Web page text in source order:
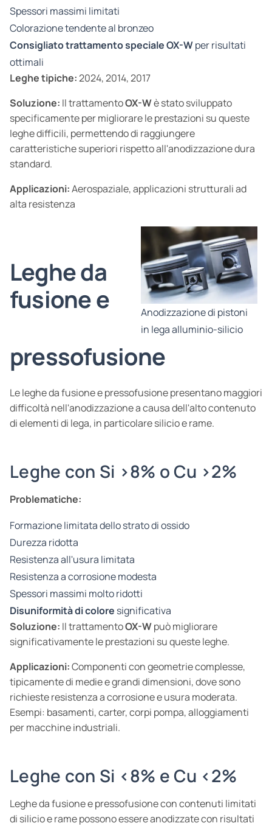
Spessori massimi limitati
Colorazione tendente al bronzeo
Consigliato trattamento speciale OX-Wper risultati
ottimali
Leghe tipiche:2024, 2014, 2017
Soluzione: Il trattamentoOX-Wè stato sviluppato
specificamente per migliorare le prestazioni su queste
leghe difficili, permettendo di raggiungere
caratteristiche superiori rispetto all'anodizzazione dura
standard.
Applicazioni:Aerospaziale, applicazioni strutturali ad
alta resistenza
Anodizzazione di pistoni
in lega alluminio-silicio
Leghe da
fusione e
pressofusione
Le leghe da fusione e pressofusione presentano maggiori
difficoltà nell'anodizzazione a causa dell'alto contenuto
di elementi di lega, in particolare silicio e rame.
Leghe con Si >8% o Cu >2%
Problematiche:
Formazione limitata dello strato di ossido
Durezza ridotta
Resistenza all'usura limitata
Resistenza a corrosione modesta
Spessori massimi molto ridotti
Disuniformità di colore significativa
Soluzione: Il trattamentoOX-Wpuò migliorare
significativamente le prestazioni su queste leghe.
Applicazioni:Componenti con geometrie complesse,
tipicamente di medie e grandi dimensioni, dove sono
richieste resistenza a corrosione e usura moderata.
Esempi: basamenti, carter, corpi pompa, alloggiamenti
per macchine industriali.
Leghe con Si <8% e Cu <2%
Leghe da fusione e pressofusione con contenuti limitati
di silicio e rame possono essere anodizzate con risultati